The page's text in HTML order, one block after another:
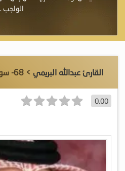
الواجب .
القارئ عبدالله البريمي > 68- سورة القلم
0.00